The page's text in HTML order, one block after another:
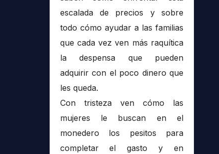
escalada de precios y sobre
todo cómo ayudar a las familias
que cada vez ven más raquítica
la despensa que pueden
adquirir con el poco dinero que
les queda.
Con tristeza ven cómo las
mujeres le buscan en el
monedero los pesitos para
completar el gasto y en